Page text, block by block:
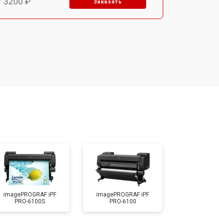
Заказать
3800 ₽ Заказать
3900 ₽ Заказать
imagePROGRAF iPF
PRO-6100S
imagePROGRAF iPF
PRO-6100